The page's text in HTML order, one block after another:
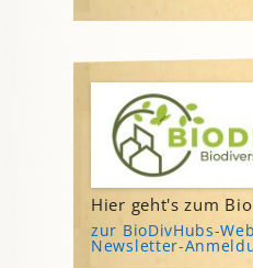
Hier geht's zum
zur BioDivHubs-
Newsletter-